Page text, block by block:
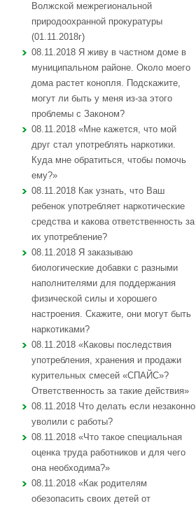
Волжской межрегиональной
природоохранной прокуратуры
(01.11.2018г)
08.11.2018 Я живу в частном доме в
муниципальном районе. Около моего
дома растет конопля. Подскажите,
могут ли быть у меня из-за этого
проблемы с Законом?
08.11.2018 «Мне кажется, что мой
друг стал употреблять наркотики.
Куда мне обратиться, чтобы помочь
ему?»
08.11.2018 Как узнать, что Ваш
ребенок употребляет наркотические
средства и какова ответственность за
их употребление?
08.11.2018 Я заказываю
биологические добавки с разными
наполнителями для поддержания
физической силы и хорошего
настроения. Скажите, они могут быть
наркотиками?
08.11.2018 «Каковы последствия
употребления, хранения и продажи
курительных смесей «СПАЙС»?
Ответственность за такие действия»
08.11.2018 Что делать если незаконно
уволили с работы?
08.11.2018 «Что такое специальная
оценка труда работников и для чего
она необходима?»
08.11.2018 «Как родителям
обезопасить своих детей от